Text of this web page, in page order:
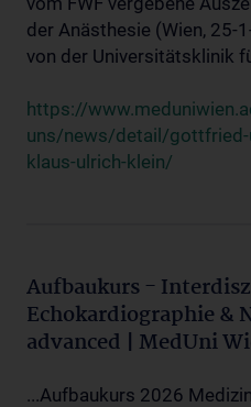
der Anästhesie (Wien, 25-
von der Universitätsklinik
https://
uns/news/detail/gottfried-
klaus-ulrich-klein/
Aufbaukurs -
Echokardiographie &
advanced | MedUni
...Aufbaukurs 2026